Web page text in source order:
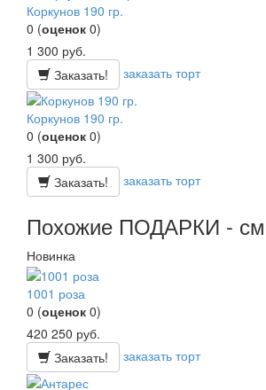
Коркунов 190 гр.
0 (оценок 0)
1 300 руб.
Заказать!
заказать торт
Коркунов 190 гр.
0 (оценок 0)
1 300 руб.
Заказать!
заказать торт
Похожие ПОДАРКИ -
Новинка
1001 роза
0 (оценок 0)
420 250 руб.
Заказать!
заказать торт